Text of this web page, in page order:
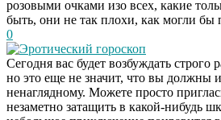
розовыми очками изо всех, какие
быть, они не так плохи, как могли бы
0
Эротический гороскоп
Сегодня вас будет возбуждать строго
но это еще не значит, что вы должны
ненаглядному. Можете просто
незаметно затащить в какой-нибудь